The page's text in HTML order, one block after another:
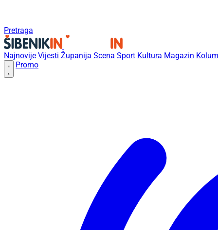
Pretraga
Najnovije Vijesti Županija Scena Sport Kultura Magazin
Promo